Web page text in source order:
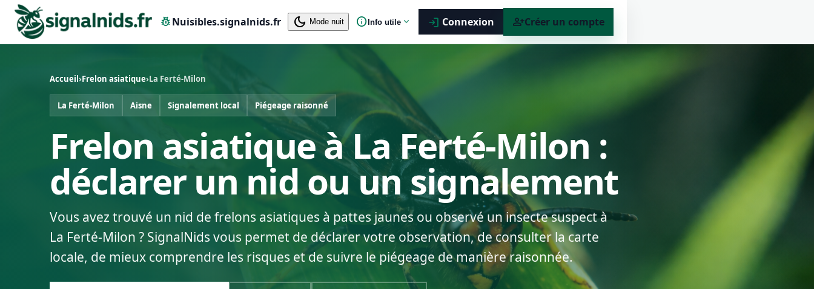
pest_controlNuisibles.signalnids.fr dark_mode Mode nuit infoInfo utile expand_more login Connexion person_addCréer un compte
Accueil›Frelon asiatique›La Ferté-Milon
La Ferté-Milon Aisne Signalement local Piégeage raisonné
Frelon asiatique à La Ferté-Milon :
déclarer un nid ou un signalement
Vous avez trouvé un nid de frelons asiatiques à pattes jaunes ou observé un insecte suspect à
La Ferté-Milon ? SignalNids vous permet de déclarer votre observation, de consulter la carte
locale, de mieux comprendre les risques et de suivre le piégeage de manière raisonnée.